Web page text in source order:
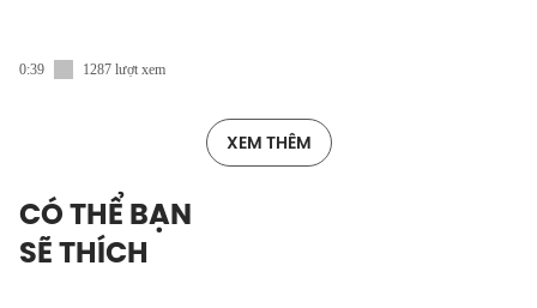
0:39 1287 lượt xem
XEM THÊM
CÓ THỂ BẠN
SẼ THÍCH